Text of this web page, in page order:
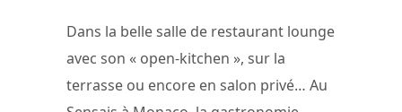
Dans la belle salle de restaurant lounge
avec son « open-kitchen », sur la
terrasse ou encore en salon privé… Au